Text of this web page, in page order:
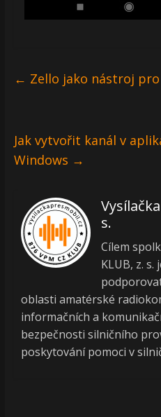
← Zello jako nástroj
Jak vytvořit kanál v
Windows →
s.
Cílem
KLUB, z.
oblasti amatérské
informačních a
bezpečnosti silničního
poskytování pomoci v